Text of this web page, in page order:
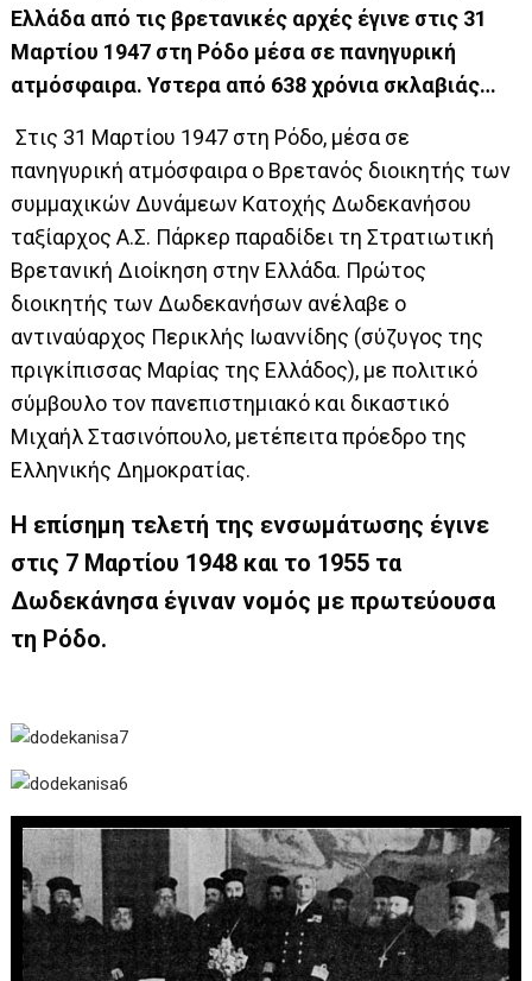
Ελλάδα από τις βρετανικές αρχές έγινε στις 31
Μαρτίου 1947 στη Ρόδο μέσα σε πανηγυρική
ατμόσφαιρα. Υστερα από 638 χρόνια σκλαβιάς…
Στις 31 Μαρτίου 1947 στη Ρόδο, μέσα σε
πανηγυρική ατμόσφαιρα ο Βρετανός διοικητής των
συμμαχικών Δυνάμεων Κατοχής Δωδεκανήσου
ταξίαρχος Α.Σ. Πάρκερ παραδίδει τη Στρατιωτική
Βρετανική Διοίκηση στην Ελλάδα. Πρώτος
διοικητής των Δωδεκανήσων ανέλαβε ο
αντιναύαρχος Περικλής Ιωαννίδης (σύζυγος της
πριγκίπισσας Μαρίας της Ελλάδος), με πολιτικό
σύμβουλο τον πανεπιστημιακό και δικαστικό
Μιχαήλ Στασινόπουλο, μετέπειτα πρόεδρο της
Ελληνικής Δημοκρατίας.
Η επίσημη τελετή της ενσωμάτωσης έγινε
στις 7 Μαρτίου 1948 και το 1955 τα
Δωδεκάνησα έγιναν νομός με πρωτεύουσα
τη Ρόδο.